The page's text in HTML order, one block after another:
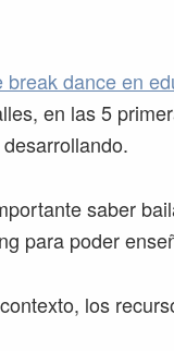
break dance en
en las 5
saber
para poder
los